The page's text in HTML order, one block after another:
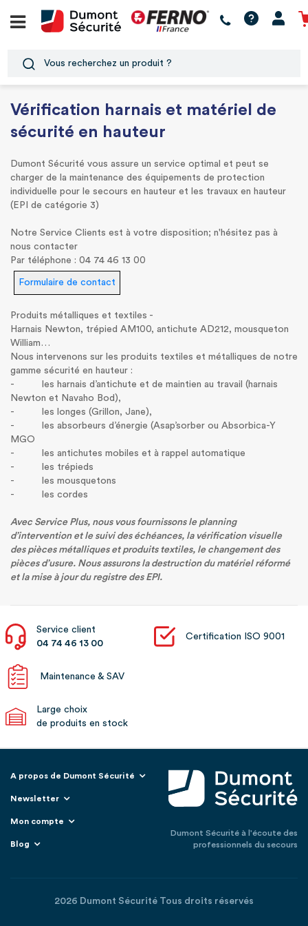
Vérification harnais et matériel de
sécurité en hauteur
Dumont Sécurité vous assure un service optimal et peut se
charger de la maintenance des équipements de protection
individuelle pour le secours en hauteur et les travaux en hauteur
(EPI de catégorie 3)
Notre Service Clients est à votre disposition; n'hésitez pas à
nous contacter
Par téléphone : 04 74 46 13 00
Formulaire de contact
Produits métalliques et textiles -
Harnais Newton, trépied AM100, antichute AD212, mousqueton
William…
Nous intervenons sur les produits textiles et métalliques de notre
gamme sécurité en hauteur :
- les harnais d’antichute et de maintien au travail (harnais
Newton et Navaho Bod),
- les longes (Grillon, Jane),
- les absorbeurs d’énergie (Asap’sorber ou Absorbica-Y
MGO
- les antichutes mobiles et à rappel automatique
- les trépieds
- les mousquetons
- les cordes
Avec Service Plus, nous vous fournissons le planning
d’intervention et le suivi des échéances, la vérification visuelle
des pièces métalliques et produits textiles, le changement des
pièces d’usure. Nous assurons la destruction du matériel réformé
et la mise à jour du registre des EPI.
Service client
04 74 46 13 00
Certification ISO 9001
Maintenance & SAV
Large choix
de produits en stock
A propos de Dumont Sécurité
Newsletter
Mon compte
Blog
Dumont Sécurité à l'écoute des
professionnels du secours
2026 Dumont Sécurité Tous droits réservés